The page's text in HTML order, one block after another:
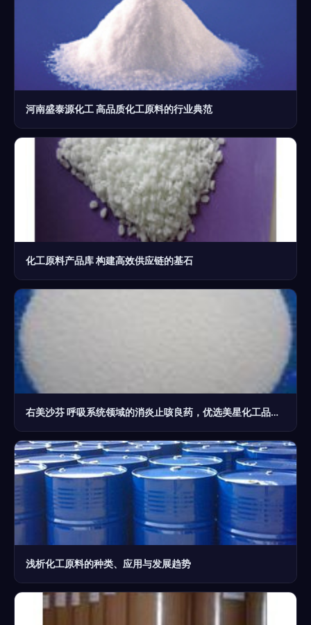
河南盛泰源化工 高品质化工原料的行业典范
化工原料产品库 构建高效供应链的基石
右美沙芬 呼吸系统领域的消炎止咳良药，优选美星化工品质原料
浅析化工原料的种类、应用与发展趋势